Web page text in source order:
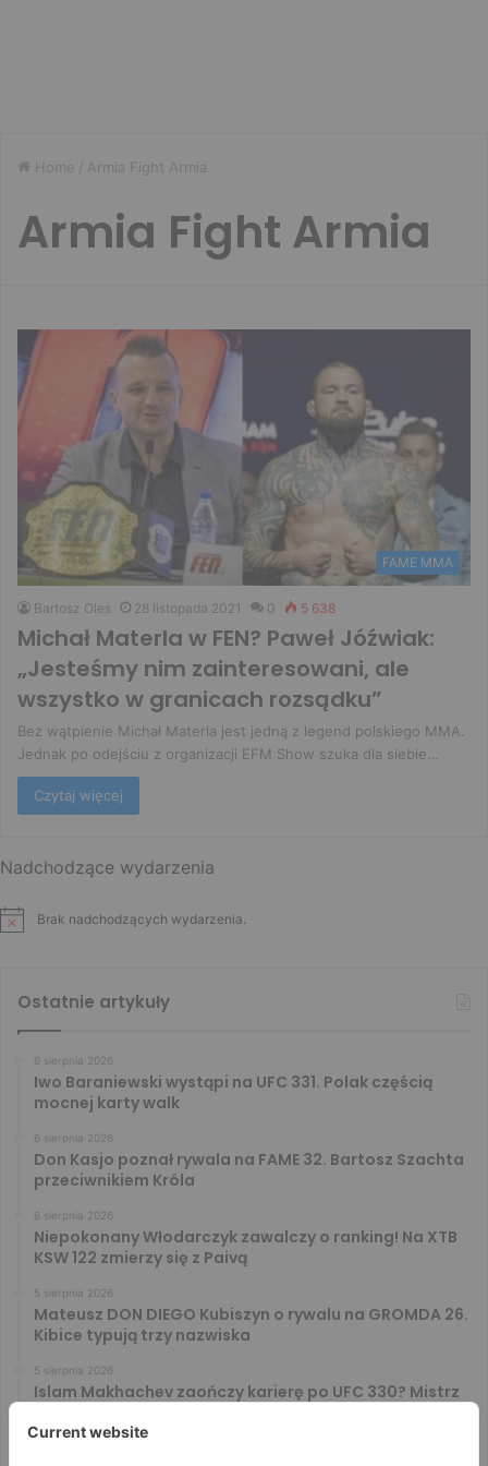
Home / Armia Fight Armia
Armia Fight Armia
FAME MMA
Bartosz Oles 28 listopada 2021 0 5 638
Michał Materla w FEN? Paweł Jóźwiak:
„Jesteśmy nim zainteresowani, ale
wszystko w granicach rozsądku”
Bez wątpienie Michał Materla jest jedną z legend polskiego MMA.
Jednak po odejściu z organizacji EFM Show szuka dla siebie…
Czytaj więcej
Nadchodzące wydarzenia
Brak nadchodzących wydarzenia.
Ostatnie artykuły
6 sierpnia 2026
Iwo Baraniewski wystąpi na UFC 331. Polak częścią
mocnej karty walk
6 sierpnia 2026
Don Kasjo poznał rywala na FAME 32. Bartosz Szachta
przeciwnikiem Króla
6 sierpnia 2026
Niepokonany Włodarczyk zawalczy o ranking! Na XTB
KSW 122 zmierzy się z Paivą
5 sierpnia 2026
Mateusz DON DIEGO Kubiszyn o rywalu na GROMDA 26.
Kibice typują trzy nazwiska
5 sierpnia 2026
Islam Makhachev zaończy karierę po UFC 330? Mistrz